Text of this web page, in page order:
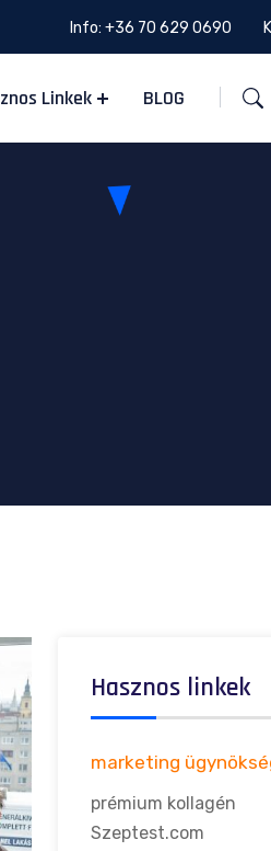
Info: +36 70 629 0690
Linkek BLOG
Hasznos linkek
marketing
prémium kollagén
Szeptest.com